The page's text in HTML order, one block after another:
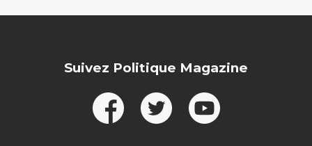
Suivez Politique Magazine